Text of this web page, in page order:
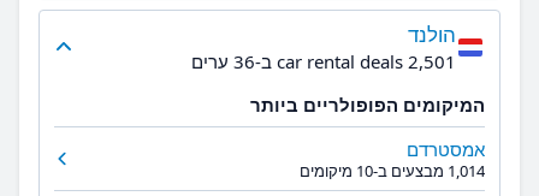
הולנד
2,501 car rental deals ב-36 ערים
המיקומים הפופולריים ביותר
אמסטרדם
1,014 מבצעים ב-10 מיקומים